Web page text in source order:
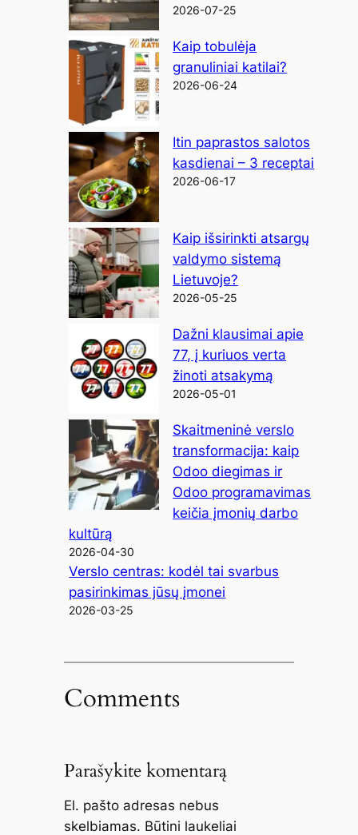
2026-07-25
Kaip tobulėja
granuliniai katilai?
2026-06-24
Itin paprastos salotos
kasdienai – 3 receptai
2026-06-17
Kaip išsirinkti atsargų
valdymo sistemą
Lietuvoje?
2026-05-25
Dažni klausimai apie
77, į kuriuos verta
žinoti atsakymą
2026-05-01
Skaitmeninė verslo
transformacija: kaip
Odoo diegimas ir
Odoo programavimas
keičia įmonių darbo
kultūrą
2026-04-30
Verslo centras: kodėl tai svarbus
pasirinkimas jūsų įmonei
2026-03-25
Comments
Parašykite komentarą
El. pašto adresas nebus
skelbiamas. Būtini laukeliai